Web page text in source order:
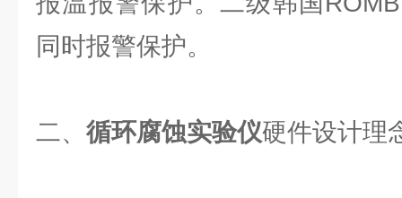
同时报警保护。
二、 循环腐蚀实验仪硬件设计理